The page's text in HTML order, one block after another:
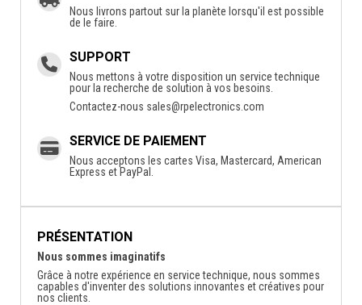
Nous livrons partout sur la planète lorsqu'il est possible
de le faire.
SUPPORT
Nous mettons à votre disposition un service technique
pour la recherche de solution à vos besoins.
Contactez-nous sales@rpelectronics.com
SERVICE DE PAIEMENT
Nous acceptons les cartes Visa, Mastercard, American
Express et PayPal.
PRÉSENTATION
Nous sommes imaginatifs
Grâce à notre expérience en service technique, nous sommes
capables d'inventer des solutions innovantes et créatives pour
nos clients.